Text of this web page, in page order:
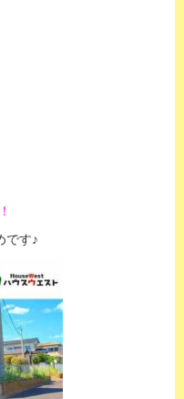
！
です♪